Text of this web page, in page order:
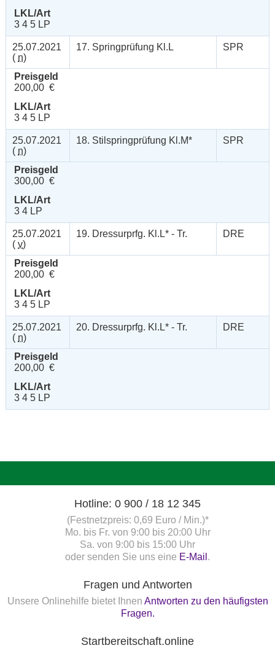
LKL/Art
3 4 5 LP
25.07.2021
( n)
17. Springprüfung Kl.L SPR
Preisgeld
200,00 €
LKL/Art
3 4 5 LP
25.07.2021
( n)
18. Stilspringprüfung Kl.M* SPR
Preisgeld
300,00 €
LKL/Art
3 4 LP
25.07.2021
( v)
19. Dressurprfg. Kl.L* - Tr. DRE
Preisgeld
200,00 €
LKL/Art
3 4 5 LP
25.07.2021
( n)
20. Dressurprfg. Kl.L* - Tr. DRE
Preisgeld
200,00 €
LKL/Art
3 4 5 LP
Hotline: 0 900 / 18 12 345
(Festnetzpreis: 0,69 Euro / Min.)*
Mo. bis Fr. von 9:00 bis 20:00 Uhr
Sa. von 9:00 bis 15:00 Uhr
oder senden Sie uns eine E-Mail .
Fragen und Antworten
Unsere Onlinehilfe bietet Ihnen Antworten zu den häufigsten
Fragen.
Startbereitschaft.online